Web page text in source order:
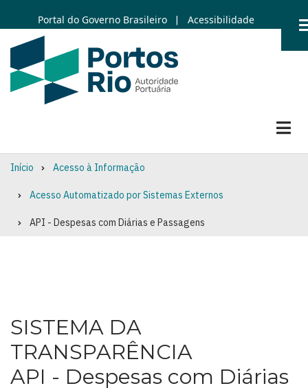
to
main
content
Portal do Governo Brasileiro | Acessibilidade
Breadcrumb
Início Acesso à Informação
Acesso Automatizado por Sistemas Externos
API - Despesas com Diárias e Passagens
SISTEMA DA
TRANSPARÊNCIA
API - Despesas com Diárias